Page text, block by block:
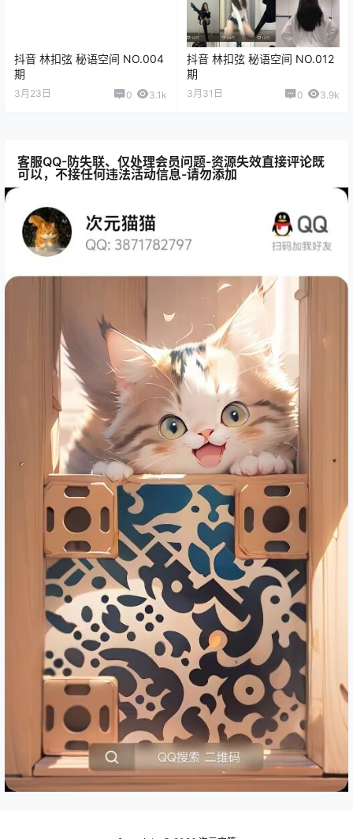
抖音 林扣弦 秘语空间 NO.004
期
3月23日 0 3.1k
抖音 林扣弦 秘语空间 NO.012
期
3月31日 0 3.9k
客服QQ-防失联、仅处理会员问题-资源失效直接评论既
可以，不接任何违法活动信息-请勿添加